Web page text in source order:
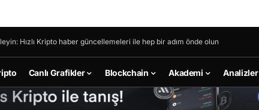
Hızlı Kripto haber güncellemeleri ile hep bir adım önde olun
Canlı Grafikler Blockchain Akademi Analizler